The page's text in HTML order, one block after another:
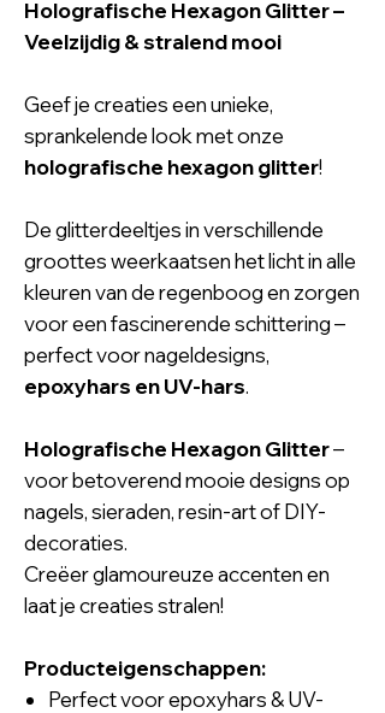
Holografische Hexagon Glitter –
Veelzijdig & stralend mooi
Geef je creaties een unieke,
sprankelende look met onze
holografische hexagon glitter!
De glitterdeeltjes in verschillende
groottes weerkaatsen het licht in alle
kleuren van de regenboog en zorgen
voor een fascinerende schittering –
perfect voor nageldesigns,
epoxyhars en UV-hars.
Holografische Hexagon Glitter–
voor betoverend mooie designs op
nagels, sieraden, resin-art of DIY-
decoraties.
Creëer glamoureuze accenten en
laat je creaties stralen!
Producteigenschappen:
Perfect voor epoxyhars & UV-